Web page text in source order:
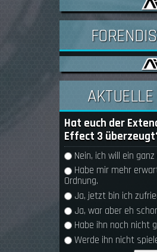
Hat euch der
Effect 3
Auswahlmöglichkeiten
Nein, ich will ein
Habe mir mehr
Ordnung.
Ja, jetzt bin ich
Ja, war aber eh
Habe ihn noch nicht
Werde ihn nicht